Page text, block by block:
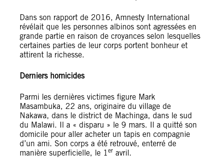
Dans son rapport de 2016, Amnesty International
révélait que les personnes albinos sont agressées en
grande partie en raison de croyances selon lesquelles
certaines parties de leur corps portent bonheur et
attirent la richesse.
Derniers homicides
Parmi les dernières victimes figure Mark
Masambuka, 22 ans, originaire du village de
Nakawa, dans le district de Machinga, dans le sud
du Malawi. Il a « disparu » le 9 mars. Il a quitté son
domicile pour aller acheter un tapis en compagnie
d’un ami. Son corps a été retrouvé, enterré de
manière superficielle, le 1er avril.